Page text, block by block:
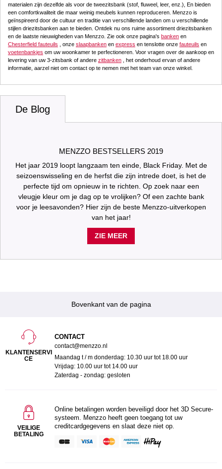
materialen zijn dezelfde als voor de tweezitsbank (stof, fluweel, leer, enz.), En bieden
een comfortkwaliteit die maar weinig meubels kunnen reproduceren. Menzzo is
geïnspireerd door de cultuur en traditie van verschillende landen om u verschillende
stijlen driezitsbanken aan te bieden. Ontdek nu ons ruime assortiment driezitsbanken
en de laatste nieuwigheden van Menzzo. Zie ook onze pagina's banken en
Chesterfield fauteuils , onze slaapbanken en express en tenslotte onze fauteuils en
voetenbankjes om uw woonkamer te perfectioneren. Voor vragen over de aankoop en
levering van uw 3-zitsbank of andere zitbanken , het onderhoud ervan of andere
informatie, aarzel niet om contact op te nemen met het team van onze winkel.
De Blog
MENZZO BESTSELLERS 2019
Het jaar 2019 loopt langzaam ten einde, Black Friday. Met de
seizoenswisseling en de herfst die zijn intrede doet, is het de
perfecte tijd om opnieuw in te richten. Op zoek naar een
vleugje kleur om je dag op te vrolijken? Of een zachte bank
voor je leesavonden? Hier zijn de beste Menzzo-uitverkopen
van het jaar!
ZIE MEER
Bovenkant van de pagina
KLANTENSERVI
CE
CONTACT
contact@menzzo.nl
Maandag t / m donderdag: 10.30 uur tot 18.00 uur
Vrijdag: 10.00 uur tot 14.00 uur
Zaterdag - zondag: gesloten
VEILIGE
BETALING
Online betalingen worden beveiligd door het 3D Secure-
systeem. Menzzo heeft geen toegang tot uw
creditcardgegevens en slaat deze niet op.